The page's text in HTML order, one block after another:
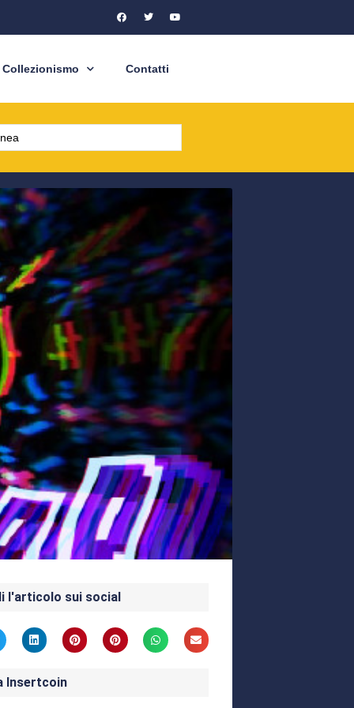
Collezionismo Contatti
l'articolo sui social
Insertcoin